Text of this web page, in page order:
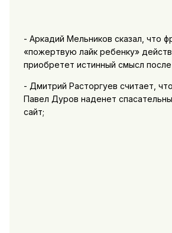
- Аркадий Мельников сказал, что
«пожертвую лайк ребенку»
приобретет истинный смысл
- Дмитрий Расторгуев считает,
Павел Дуров наденет
сайт;